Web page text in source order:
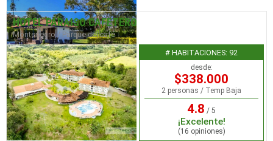
HOTEL PARAISO CAFETERO
Montenegro / Parque del café
# HABITACIONES: 92
desde:
$338.000
2 personas / Temp Baja
4.8 / 5
¡Excelente!
(16 opiniones)